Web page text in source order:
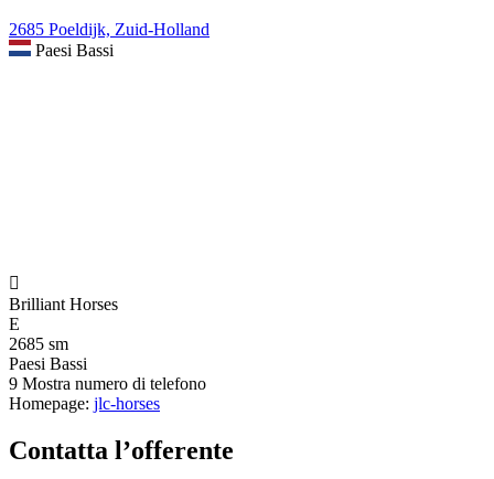
2685 Poeldijk, Zuid-Holland
Paesi Bassi

Brilliant Horses
E
2685 sm
Paesi Bassi
9 Mostra numero di telefono
Homepage: jlc-horses
Contatta l’offerente